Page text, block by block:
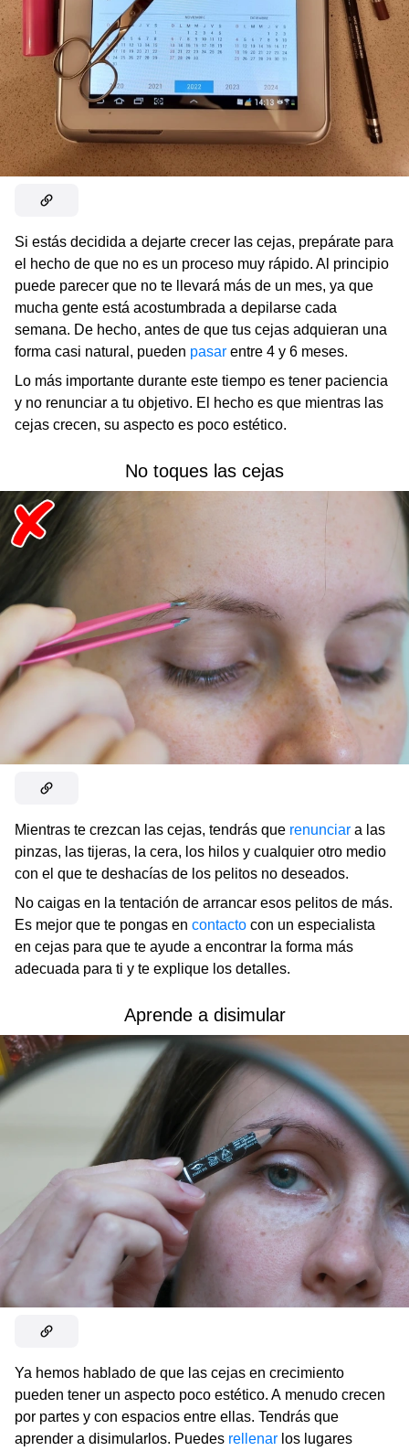
Si estás decidida a dejarte crecer las cejas, prepárate para
el hecho de que no es un proceso muy rápido. Al principio
puede parecer que no te llevará más de un mes, ya que
mucha gente está acostumbrada a depilarse cada
semana. De hecho, antes de que tus cejas adquieran una
forma casi natural, pueden pasar entre 4 y 6 meses.
Lo más importante durante este tiempo es tener paciencia
y no renunciar a tu objetivo. El hecho es que mientras las
cejas crecen, su aspecto es poco estético.
No toques las cejas
Mientras te crezcan las cejas, tendrás que renunciar a las
pinzas, las tijeras, la cera, los hilos y cualquier otro medio
con el que te deshacías de los pelitos no deseados.
No caigas en la tentación de arrancar esos pelitos de más.
Es mejor que te pongas en contacto con un especialista
en cejas para que te ayude a encontrar la forma más
adecuada para ti y te explique los detalles.
Aprende a disimular
Ya hemos hablado de que las cejas en crecimiento
pueden tener un aspecto poco estético. A menudo crecen
por partes y con espacios entre ellas. Tendrás que
aprender a disimularlos. Puedes rellenar los lugares